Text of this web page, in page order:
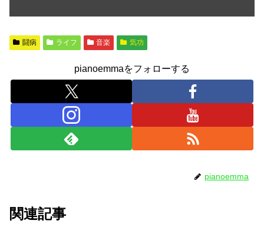
闘病 ライフ 音楽 気功
pianoemmaをフォローする
pianoemma
関連記事